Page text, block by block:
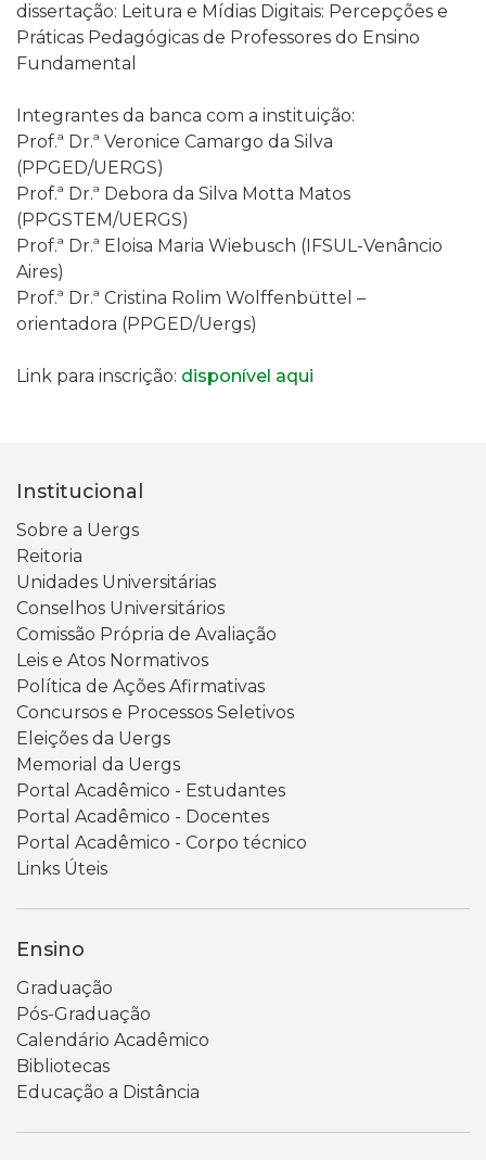
dissertação: Leitura e Mídias Digitais: Percepções e
Práticas Pedagógicas de Professores do Ensino
Fundamental
Integrantes da banca com a instituição:
Prof.ª Dr.ª Veronice Camargo da Silva
(PPGED/UERGS)
Prof.ª Dr.ª Debora da Silva Motta Matos
(PPGSTEM/UERGS)
Prof.ª Dr.ª Eloisa Maria Wiebusch (IFSUL-Venâncio
Aires)
Prof.ª Dr.ª Cristina Rolim Wolffenbüttel –
orientadora (PPGED/Uergs)
Link para inscrição: disponível aqui
Institucional
Sobre a Uergs
Reitoria
Unidades Universitárias
Conselhos Universitários
Comissão Própria de Avaliação
Leis e Atos Normativos
Política de Ações Afirmativas
Concursos e Processos Seletivos
Eleições da Uergs
Memorial da Uergs
Portal Acadêmico - Estudantes
Portal Acadêmico - Docentes
Portal Acadêmico - Corpo técnico
Links Úteis
Ensino
Graduação
Pós-Graduação
Calendário Acadêmico
Bibliotecas
Educação a Distância